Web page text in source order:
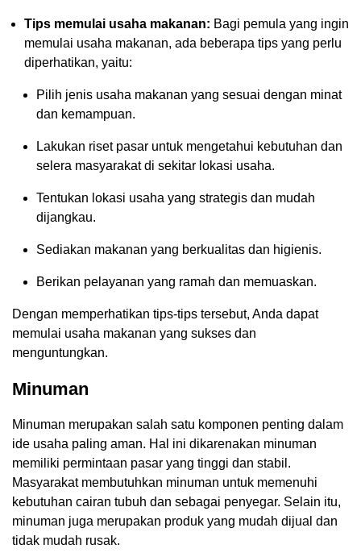
Tips memulai usaha makanan: Bagi pemula yang ingin
memulai usaha makanan, ada beberapa tips yang perlu
diperhatikan, yaitu:
Pilih jenis usaha makanan yang sesuai dengan minat
dan kemampuan.
Lakukan riset pasar untuk mengetahui kebutuhan dan
selera masyarakat di sekitar lokasi usaha.
Tentukan lokasi usaha yang strategis dan mudah
dijangkau.
Sediakan makanan yang berkualitas dan higienis.
Berikan pelayanan yang ramah dan memuaskan.
Dengan memperhatikan tips-tips tersebut, Anda dapat
memulai usaha makanan yang sukses dan
menguntungkan.
Minuman
Minuman merupakan salah satu komponen penting dalam
ide usaha paling aman. Hal ini dikarenakan minuman
memiliki permintaan pasar yang tinggi dan stabil.
Masyarakat membutuhkan minuman untuk memenuhi
kebutuhan cairan tubuh dan sebagai penyegar. Selain itu,
minuman juga merupakan produk yang mudah dijual dan
tidak mudah rusak.